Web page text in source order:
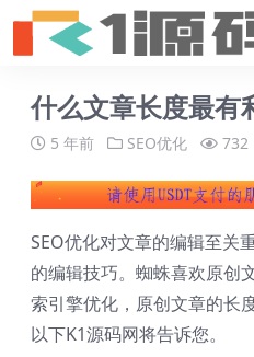
什么文章长度最有
5 年前 SEO优化 732
SEO优化对文章的编辑至关
的编辑技巧。蜘蛛喜欢原创
索引擎优化，原创文章的长
以下K1源码网将告诉您。